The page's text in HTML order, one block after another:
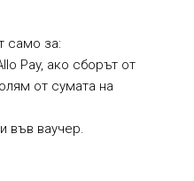
само за:
Pay, ако сборът от
от сумата на
във ваучер.